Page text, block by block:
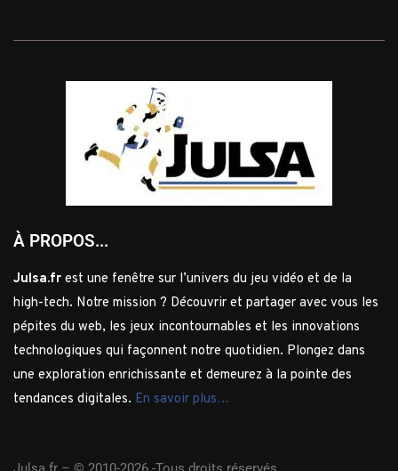
À PROPOS...
Julsa.fr est une fenêtre sur l’univers du jeu vidéo et de la
high-tech. Notre mission ? Découvrir et partager avec vous les
pépites du web, les jeux incontournables et les innovations
technologiques qui façonnent notre quotidien. Plongez dans
une exploration enrichissante et demeurez à la pointe des
tendances digitales. En savoir plus…